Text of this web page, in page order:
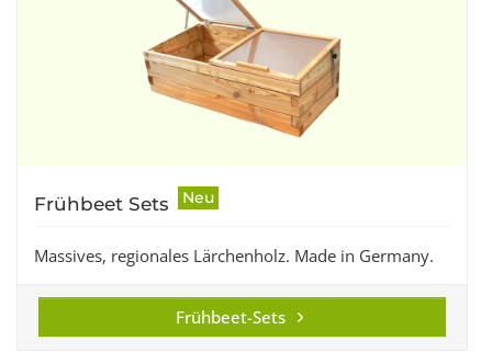
Frühbeet Sets Neu
Massives, regionales Lärchenholz. Made in Germany.
Frühbeet-Sets